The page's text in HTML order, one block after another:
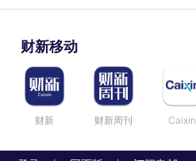
财新移动
财新 财新周刊 Caixin